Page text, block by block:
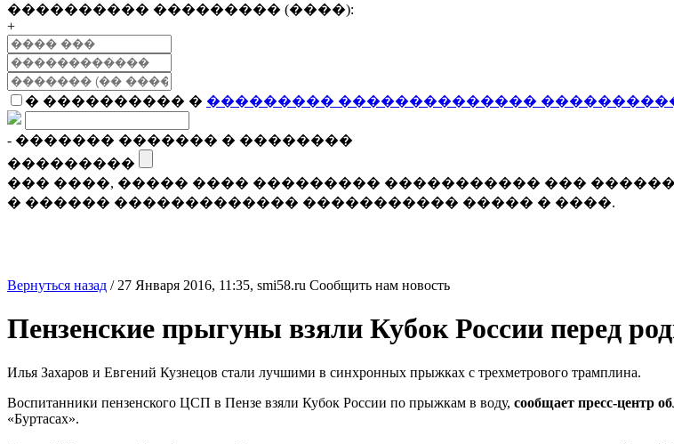
���������� ��������� (����):
+
� ���������� � ��������� ��������������
- ������� ������� � ��������
���������
��� ����, ����� ���� ��������� ����������� ���
� ������ ������������� ����������� ����� � ����.
Вернуться назад / 27 Января 2016, 11:35, smi58.ru Сообщить нам новость
Пензенские прыгуны взяли Кубок России перед
Илья Захаров и Евгений Кузнецов стали лучшими в синхронных прыжках с трехметрового трамплина.
Воспитанники пензенского ЦСП в Пензе взяли Кубок России по прыжкам в воду, сообщает пресс-центр
«Буртасах».